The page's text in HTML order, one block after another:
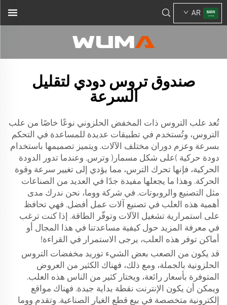
AR
صندوق تروس دودي لتقليل
السرعة
تُعد علب التروس ذات المخفض الحلزوني نوعًا خاصًا من علب
التروس، وتُستخدم في تطبيقات عديدة للمساعدة في التحكم
بسرعة وعزم دوران مختلف الآلات. ويتميز تصميمها باستخدام
دودة حركية (على شكل مسمار) وترس. وعندما تدور الدودة
الحركية، فإنها تحرك الترس، مما يؤدي إلى تغيير سرعة وقوة
الحركة. وهذا ما يجعلها مفيدة جدًا في العديد من الصناعات
مثل التصنيع والروبوتات. في شركة ووما، نحن ندرك مدى
أهمية هذه العلب في تصنيع آلات عمل أفضل. فهي تحافظ
على استمرارية تشغيل الآلات وتوفّر الطاقة. إذا كنت ترغب
في معرفة المزيد حول كيفية مساعدتنا في هذا المجال أو
أماكن توفر هذه العلب، يرجى الاستمرار في القراءة!
قد يكون من الصعب بعض الشيء توريد مخفضات التروس
الحلزونية بالجملة، ومع ذلك، فهناك الكثير من العروض
المتوفرة بأسعار رائعة، ويختار كثير من الناس هذه العلب.
ويمكن أن يكون الإنترنت نقطة بداية جيدة. فهناك مواقع
إلكترونية متخصصة في بيع قطع الغيار الصناعية. وتقدم ووما